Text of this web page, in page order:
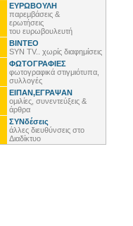
ΕΥΡΩΒΟΥΛΗ
παρεμβάσεις &
ερωτήσεις
του ευρωβουλευτή
ΒΙΝΤΕΟ
SYN TV.. χωρίς διαφημίσεις
ΦΩΤΟΓΡΑΦΙΕΣ
φωτογραφικά στιγμιότυπα,
συλλογές
ΕΙΠΑΝ,ΕΓΡΑΨΑΝ
ομιλίες, συνεντεύξεις &
άρθρα
ΣΥΝδέσεις
άλλες διευθύνσεις στο
Διαδίκτυο